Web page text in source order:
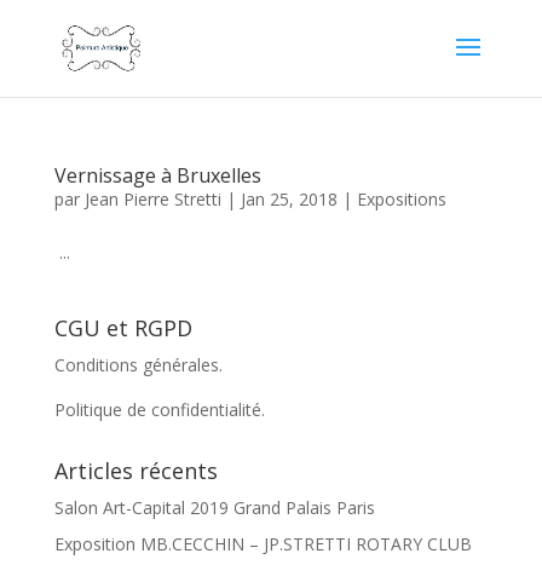
Vernissage à Bruxelles
par Jean Pierre Stretti | Jan 25, 2018 | Expositions
...
CGU et RGPD
Conditions générales.
Politique de confidentialité.
Articles récents
Salon Art-Capital 2019 Grand Palais Paris
Exposition MB.CECCHIN – JP.STRETTI ROTARY CLUB